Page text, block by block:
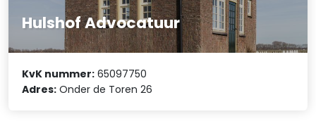
Hulshof Advocatuur
KvK nummer: 65097750
Adres: Onder de Toren 26